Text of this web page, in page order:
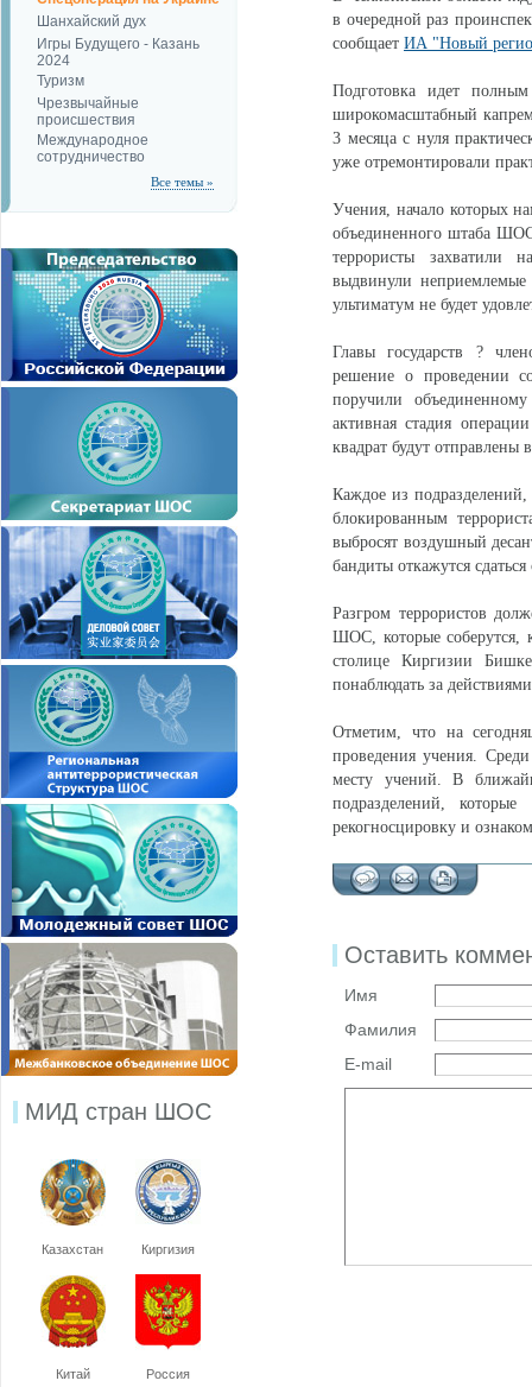
Шанхайский дух
Игры Будущего - Казань
2024
Туризм
Чрезвычайные
происшествия
Международное
сотрудничество
Все темы »
МИД стран ШОС
Казахстан Киргизия
Китай Россия
в очередной раз
сообщает ИА "Новый
Подготовка идет
широкомасштабный
3 месяца с нуля
уже отремонтировали
Учения, начало которых
объединенного штаба
террористы захватили
выдвинули
ультиматум не будет
Главы государств ?
решение о проведении
поручили
активная стадия
квадрат будут отправлены
Каждое из
блокированным
выбросят воздушный
бандиты откажутся
Разгром террористов
ШОС, которые соберутся,
столице Киргизии
понаблюдать за
Отметим, что на
проведения учения.
месту учений. В
подразделений,
рекогносцировку и
Оставить
Имя
Фамилия
E-mail